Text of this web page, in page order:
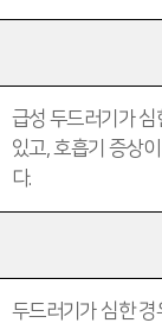
급성 두드러기가
있고, 호흡기 증상
다.
두드러기가 심한 경